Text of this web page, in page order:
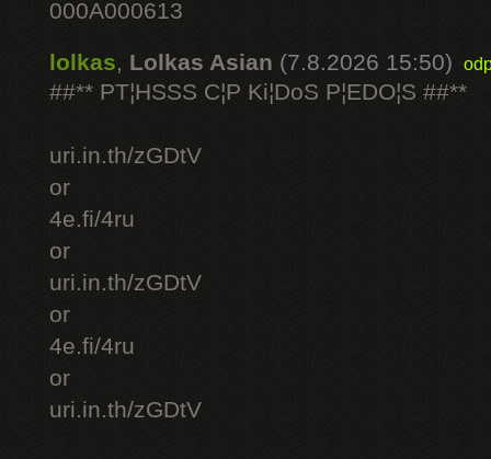
000A000613
lolkas, Lolkas Asian (7.8.2026 15:50)
##** PT¦HSSS C¦P Ki¦DoS P¦EDO¦S ##**
uri.in.th/zGDtV
or
4e.fi/4ru
or
uri.in.th/zGDtV
or
4e.fi/4ru
or
uri.in.th/zGDtV